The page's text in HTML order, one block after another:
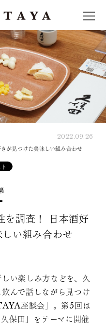
が見つけた美味しい組み合わせ
2022.09.26
を調査！ 日本酒好
い組み合わせ
い楽しみ方などを、久
んで話しながら見つけ
座談会」。第5回は
保田」をテーマに開催